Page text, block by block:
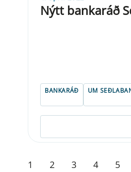
Nýtt bankaráð
BANKARÁÐ UM
1 2 3 4 5